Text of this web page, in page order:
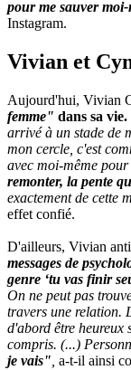
pour me sauver
Instagram.
Vivian et
Aujourd'hui, Vivian
femme" dans sa vie.
arrivé à un stade de
mon cercle, c'est
avec moi-même
remonter, la pente
exactement de cette
effet confié.
D'ailleurs, Vivian
messages de
genre ‘tu vas finir
On ne peut pas
travers une relation.
d'abord être heureux
compris. (...)
je vais" a-t-il ainsi